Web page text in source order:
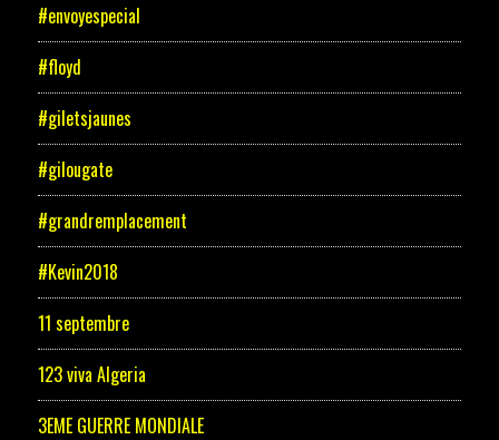
#envoyespecial
#floyd
#giletsjaunes
#gilougate
#grandremplacement
#Kevin2018
11 septembre
123 viva Algeria
3EME GUERRE MONDIALE